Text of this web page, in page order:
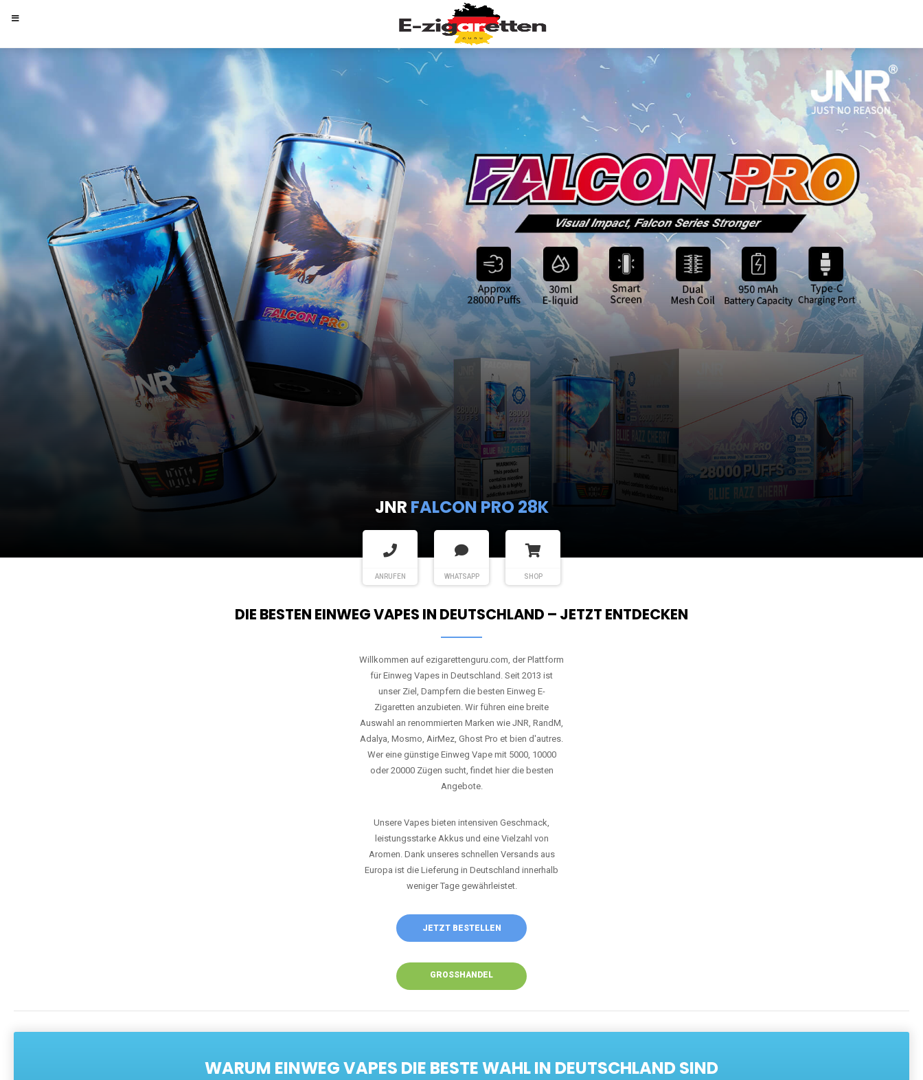
JNR FALCON PRO 28K
ANRUFEN WHATSAPP SHOP
DIE BESTEN EINWEG VAPES IN DEUTSCHLAND – JETZT ENTDECKEN
Willkommen auf ezigarettenguru.com, der Plattform
für Einweg Vapes in Deutschland. Seit 2013 ist
unser Ziel, Dampfern die besten Einweg E-
Zigaretten anzubieten. Wir führen eine breite
Auswahl an renommierten Marken wie JNR, RandM,
Adalya, Mosmo, AirMez, Ghost Pro et bien d'autres.
Wer eine günstige Einweg Vape mit 5000, 10000
oder 20000 Zügen sucht, findet hier die besten
Angebote.
Unsere Vapes bieten intensiven Geschmack,
leistungsstarke Akkus und eine Vielzahl von
Aromen. Dank unseres schnellen Versands aus
Europa ist die Lieferung in Deutschland innerhalb
weniger Tage gewährleistet.
JETZT BESTELLEN
GROSSHANDEL
WARUM EINWEG VAPES DIE BESTE WAHL IN DEUTSCHLAND SIND